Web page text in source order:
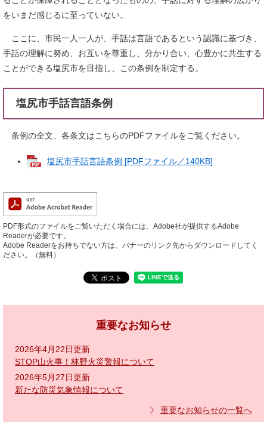
をいまだ感じるに至っていない。
ここに、市民一人一人が、手話は言語であるという認識に基づき、
手話の理解に努め、お互いを尊重し、分かり合い、心豊かに共生する
ことができる塩尻市を目指し、この条例を制定する。
塩尻市手話言語条例
条例の全文、各条文はこちらのPDFファイルをご覧ください。
塩尻市手話言語条例 [PDFファイル／140KB]
PDF形式のファイルをご覧いただく場合には、Adobe社が提供するAdobe
Readerが必要です。
Adobe Readerをお持ちでない方は、バナーのリンク先からダウンロードしてく
ださい。（無料）
重要なお知らせ
2026年4月22日更新
STOP山火事！林野火災警報について
2026年5月27日更新
新たな防災気象情報について
重要なお知らせの一覧へ